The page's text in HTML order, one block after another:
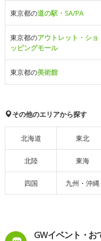
東京都の道の駅・SA/PA
東京都のアウトレット・ショ
ッピングモール
東京都の美術館
その他のエリアから探す
北海道 東北
北陸 東海
四国 九州・沖縄
GWイベント・お